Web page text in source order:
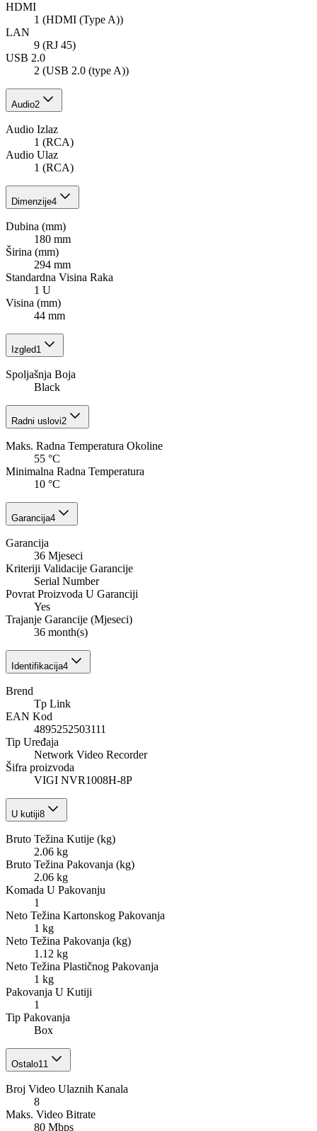
HDMI
1 (HDMI (Type A))
LAN
9 (RJ 45)
USB 2.0
2 (USB 2.0 (type A))
Audio2
Audio Izlaz
1 (RCA)
Audio Ulaz
1 (RCA)
Dimenzije4
Dubina (mm)
180 mm
Širina (mm)
294 mm
Standardna Visina Raka
1 U
Visina (mm)
44 mm
Izgled1
Spoljašnja Boja
Black
Radni uslovi2
Maks. Radna Temperatura Okoline
55 °C
Minimalna Radna Temperatura
10 °C
Garancija4
Garancija
36 Mjeseci
Kriteriji Validacije Garancije
Serial Number
Povrat Proizvoda U Garanciji
Yes
Trajanje Garancije (Mjeseci)
36 month(s)
Identifikacija4
Brend
Tp Link
EAN Kod
4895252503111
Tip Uređaja
Network Video Recorder
Šifra proizvoda
VIGI NVR1008H-8P
U kutiji8
Bruto Težina Kutije (kg)
2.06 kg
Bruto Težina Pakovanja (kg)
2.06 kg
Komada U Pakovanju
1
Neto Težina Kartonskog Pakovanja
1 kg
Neto Težina Pakovanja (kg)
1.12 kg
Neto Težina Plastičnog Pakovanja
1 kg
Pakovanja U Kutiji
1
Tip Pakovanja
Box
Ostalo11
Broj Video Ulaznih Kanala
8
Maks. Video Bitrate
80 Mbps